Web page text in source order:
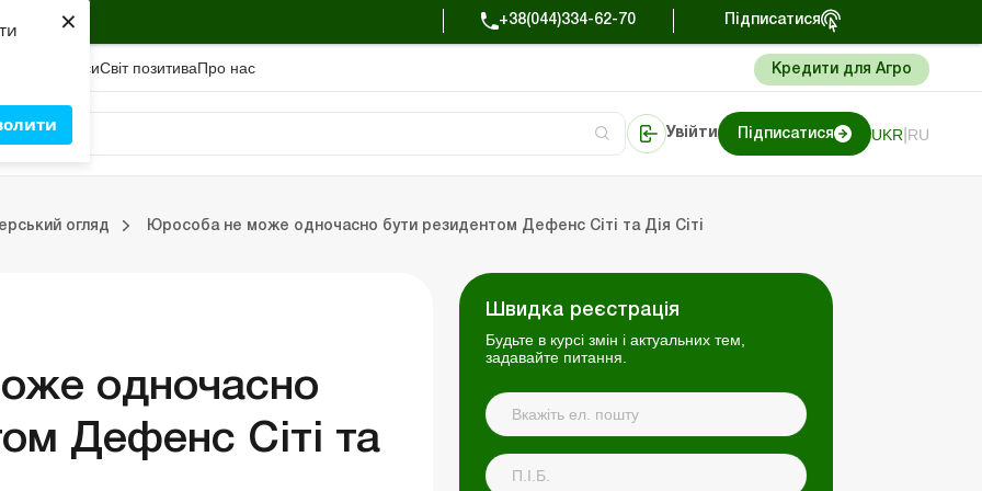
× +38(044)334-62-70 Підписатися
СервісиСвiт позитиваПро нас Кредити для Агро
Увійти Підписатися UKR RU
огляд Юрособа не може одночасно бути резидентом Дефенс Сіті та Дія Сіті
одночасно
Дефенс Сіті та
Швидка реєстрація
Будьте в курсі змін і актуальних тем,
задавайте питання.